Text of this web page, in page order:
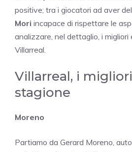
positive; tra i giocatori ad aver
Mori incapace di rispettare le
analizzare, nel dettaglio, i migliori
Villarreal.
Villarreal, i
stagione
Moreno
Partiamo da Gerard Moreno,